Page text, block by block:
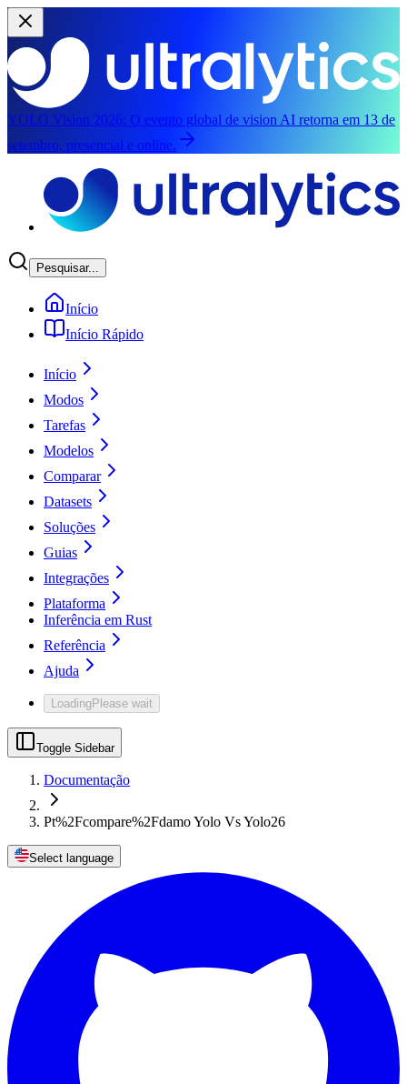
YOLO Vision 2026: O evento global de vision AI retorna em 13 de
setembro, presencial e online.
Pesquisar...
Início
Início Rápido
Início
Modos
Tarefas
Modelos
Comparar
Datasets
Soluções
Guias
Integrações
Plataforma
Inferência em Rust
Referência
Ajuda
LoadingPlease wait
Toggle Sidebar
Documentação
Pt%2Fcompare%2Fdamo Yolo Vs Yolo26
Select language